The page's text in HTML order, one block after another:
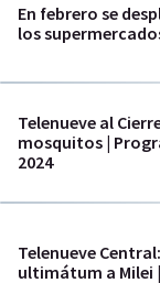
En febrero se
los
Telenueve al
mosquitos |
2024
Telenueve
ultimátum a Milei